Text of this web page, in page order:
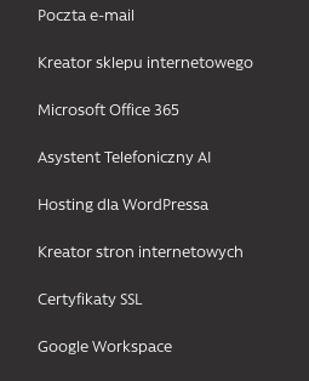
Poczta e-mail
Kreator sklepu internetowego
Microsoft Office 365
Asystent Telefoniczny AI
Hosting dla WordPressa
Kreator stron internetowych
Certyfikaty SSL
Google Workspace